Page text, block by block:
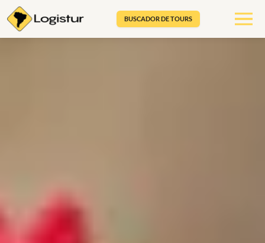
BUSCADOR DE TOURS